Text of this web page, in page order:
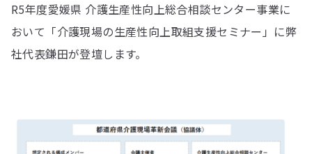
R5年度愛媛県 介護生産性向上総合相談センター事業に
おいて「介護現場の生産性向上取組支援セミナー」に弊
社代表鎌田が登壇します。